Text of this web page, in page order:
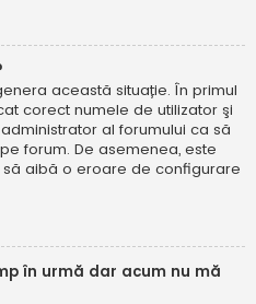
această situație. În primul
corect numele de utilizator şi
al forumului ca să
forum. De asemenea, este
aibă o eroare de configurare
în urmă dar acum nu mă